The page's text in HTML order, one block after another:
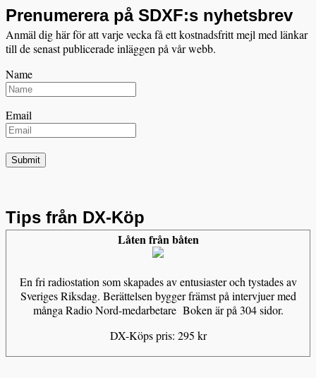
Prenumerera på SDXF:s nyhetsbrev
Anmäl dig här för att varje vecka få ett kostnadsfritt mejl med länkar
till de senast publicerade inläggen på vår webb.
Name
Email
Tips från DX-Köp
Låten från båten
En fri radiostation som skapades av entusiaster och tystades av
Sveriges Riksdag. Berättelsen bygger främst på intervjuer med
många Radio Nord-medarbetare Boken är på 304 sidor.
DX-Köps pris: 295 kr